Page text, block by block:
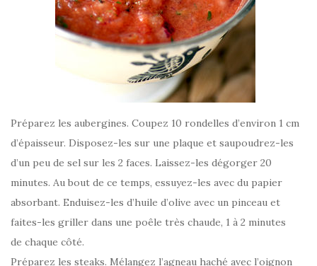
Préparez les aubergines. Coupez 10 rondelles d’environ 1 cm
d’épaisseur. Disposez-les sur une plaque et saupoudrez-les
d’un peu de sel sur les 2 faces. Laissez-les dégorger 20
minutes. Au bout de ce temps, essuyez-les avec du papier
absorbant. Enduisez-les d’huile d’olive avec un pinceau et
faites-les griller dans une poêle très chaude, 1 à 2 minutes
de chaque côté.
Préparez les steaks. Mélangez l’agneau haché avec l’oignon